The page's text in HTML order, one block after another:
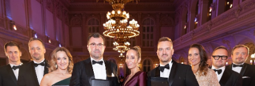
súťaži
Právnická
firma
roka
v
ČR